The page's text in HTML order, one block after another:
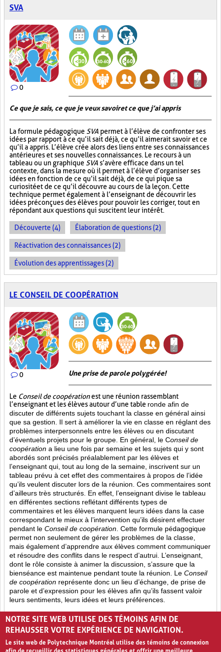
SVA
0
Ce que je sais, ce que je veux savoir et ce que j’ai appris
La formule pédagogique SVA permet à l’élève de confronter ses
idées par rapport à ce qu’il sait déjà, ce qu’il aimerait savoir et ce
qu’il a appris. L’élève crée alors des liens entre ses connaissances
antérieures et ses nouvelles connaissances. Le recours à un
tableau ou un graphique SVA s’avère efficace dans un tel
contexte, dans la mesure où il permet à l’élève d’organiser ses
idées en fonction de ce qu’il sait déjà, de ce qui pique sa
curiosité et de ce qu’il découvre au cours de la leçon. Cette
technique permet également à l’enseignant de découvrir les
idées préconçues des élèves pour pouvoir les corriger, tout en
répondant aux questions qui suscitent leur intérêt.
Découverte (4) Élaboration de questions (2)
Réactivation des connaissances (2)
Évolution des apprentissages (2)
LE CONSEIL DE COOPÉRATION
0 Une prise de parole polygérée!
Le Conseil de coopérationest une réunion rassemblant
l’enseignant et les élèves autour d’une table ronde afin de
discuter de différents sujets touchant la classe en général ainsi
que sa gestion. Il sert à améliorer la vie en classe en réglant des
problèmes interpersonnels entre les élèves ou en discutant
d’éventuels projets pour le groupe. En général, le Conseil de
coopération a lieu une fois par semaine et les sujets qui y sont
abordés sont précisés préalablement par les élèves et
l’enseignant qui, tout au long de la semaine, inscrivent sur un
tableau prévu à cet effet des commentaires à propos de l’idée
qu’ils veulent discuter lors de la réunion. Ces commentaires sont
d’ailleurs très structurés. En effet, l’enseignant divise le tableau
en différentes sections reflétant différents types de
commentaires et les élèves marquent leurs idées dans la case
correspondant le mieux à l’intervention qu’ils désirent effectuer
pendant le Conseil de coopération . Cette formule pédagogique
permet non seulement de gérer les problèmes de la classe,
mais également d’apprendre aux élèves comment communiquer
et résoudre des conflits dans le respect d’autrui. L’enseignant,
dont le rôle consiste à animer la discussion, s’assure que la
bienséance est maintenue pendant toute la réunion. Le Conseil
de coopération représente donc un lieu d’échange, de prise de
parole et d’expression pour les élèves afin qu’ils fassent valoir
leurs sentiments, leurs idées et leurs préférences.
Opinion (8) Partage (13) Rétroaction (4)
NOTRE SITE WEB UTILISE DES TÉMOINS AFIN DE
REHAUSSER VOTRE EXPÉRIENCE DE NAVIGATION.
Le site web de Polytechnique Montréal utilise des témoins de connexion